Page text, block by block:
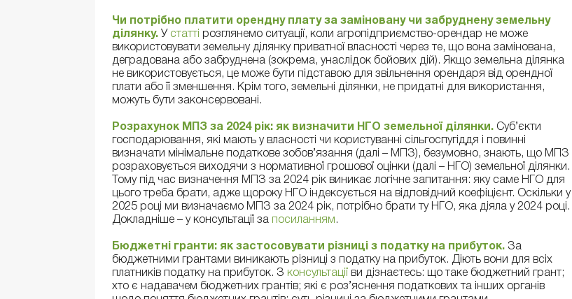
Чи потрібно платити орендну плату за заміновану чи забруднену земельну
ділянку. У статті розглянемо ситуації, коли агропідприємство-орендар не може
використовувати земельну ділянку приватної власності через те, що вона замінована,
деградована або забруднена (зокрема, унаслідок бойових дій). Якщо земельна ділянка
не використовується, це може бути підставою для звільнення орендаря від орендної
плати або її зменшення. Крім того, земельні ділянки, не придатні для використання,
можуть бути законсервовані.
Розрахунок МПЗ за 2024 рік: як визначити НГО земельної ділянки. Суб’єкти
господарювання, які мають у власності чи користуванні сільгоспугіддя і повинні
визначати мінімальне податкове зобов’язання (далі – МПЗ), безумовно, знають, що МПЗ
розраховується виходячи з нормативної грошової оцінки (далі – НГО) земельної ділянки.
Тому під час визначення МПЗ за 2024 рік виникає логічне запитання: яку саме НГО для
цього треба брати, адже щороку НГО індексується на відповідний коефіцієнт. Оскільки у
2025 році ми визначаємо МПЗ за 2024 рік, потрібно брати ту НГО, яка діяла у 2024 році.
Докладніше – у консультації за посиланням .
Бюджетні гранти: як застосовувати різниці з податку на прибуток. За
бюджетними грантами виникають різниці з податку на прибуток. Діють вони для всіх
платників податку на прибуток. З консультації
ви дізнаєтесь: що таке бюджетний грант;
хто є надавачем бюджетних грантів; які є роз’яснення податкових та інших органів